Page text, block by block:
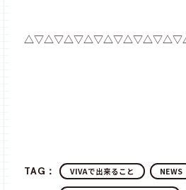
TAG： VIVAで出来ること NEWS